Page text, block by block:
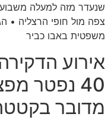
שנעדר מזה למעלה משבוע
צפה מול חופי הרצליה •
משפטית באבו כביר
אירוע
40 נפטר
מדובר